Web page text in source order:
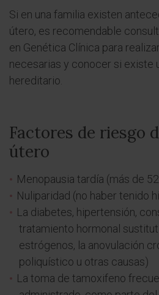
Si en una familia existen
útero, es recomendable
en Genética Clínica para
necesarias y conocer si existe
hereditario.
Factores de riesgo
útero
Menopausia tardía (más de
Nuliparidad (no haber tenido
La diabetes, hipertensión,
tratamiento hormonal
estrógenos, la anovulación
poliquístico u otras causas)
La toma de tamoxifeno